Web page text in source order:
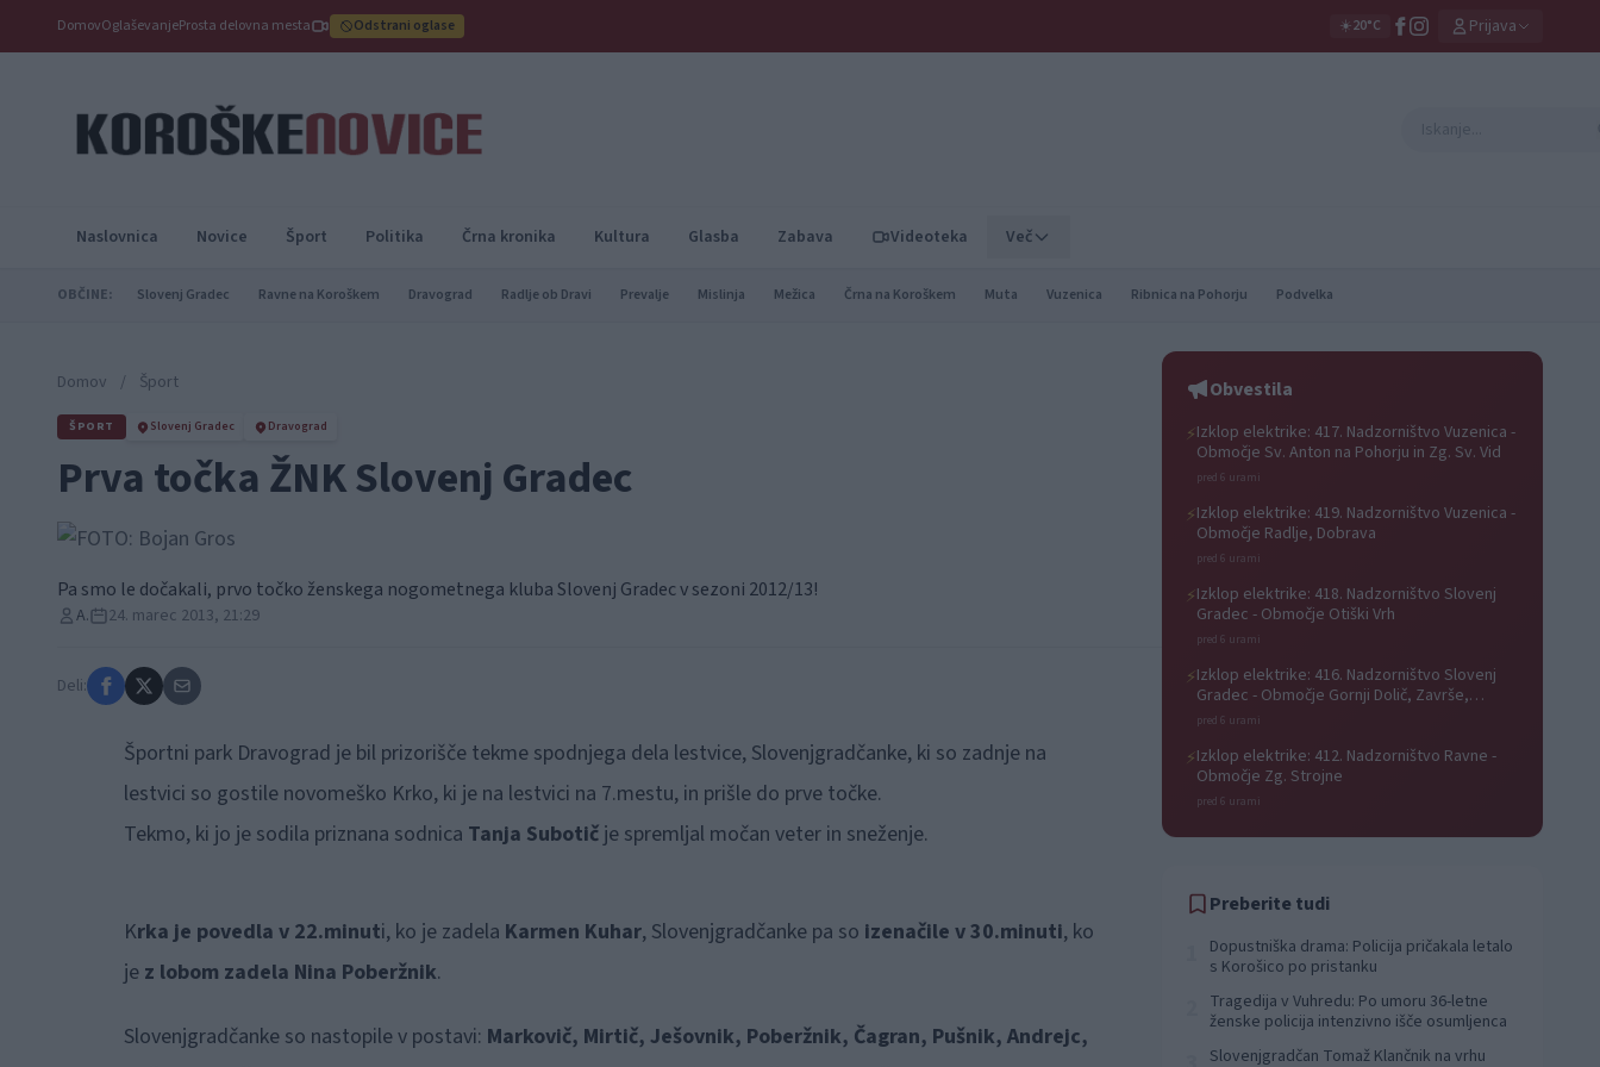
DomovOglaševanjeProsta delovna mesta Odstrani oglase ☀️20°C Prijava
Naslovnica Novice Šport Politika Črna kronika Kultura Glasba Zabava Videoteka Več
OBČINE: Slovenj Gradec Ravne na Koroškem Dravograd Radlje ob Dravi Prevalje Mislinja Mežica Črna na Koroškem Muta Vuzenica Ribnica na Pohorju Podvelka
Domov / Šport
ŠPORT Slovenj Gradec Dravograd
Prva točka ŽNK Slovenj Gradec
Pa smo le dočakali, prvo točko ženskega nogometnega kluba Slovenj Gradec v sezoni 2012/13!
A. 24. marec 2013, 21:29
Deli:
Športni park Dravograd je bil prizorišče tekme spodnjega dela lestvice, Slovenjgradčanke, ki so zadnje na
lestvici so gostile novomeško Krko, ki je na lestvici na 7.mestu, in prišle do prve točke.
Tekmo, ki jo je sodila priznana sodnica Tanja Subotičje spremljal močan veter in sneženje.
Krka je povedla v 22.minuti, ko je zadela Karmen Kuhar, Slovenjgradčanke pa so izenačile v 30.minuti, ko
je z lobom zadela Nina Poberžnik.
Slovenjgradčanke so nastopile v postavi: Markovič, Mirtič, Ješovnik, Poberžnik, Čagran, Pušnik, Andrejc,
Obvestila
⚡Izklop elektrike: 417. Nadzorništvo Vuzenica -
Območje Sv. Anton na Pohorju in Zg. Sv. Vid
pred 6 urami
⚡Izklop elektrike: 419. Nadzorništvo Vuzenica -
Območje Radlje, Dobrava
pred 6 urami
⚡Izklop elektrike: 418. Nadzorništvo Slovenj
Gradec - Območje Otiški Vrh
pred 6 urami
⚡Izklop elektrike: 416. Nadzorništvo Slovenj
Gradec - Območje Gornji Dolič, Završe,
Kozjak, Tolsti vrh pri Mislinji, Srednji Dolič,
pred 6 urami
⚡Izklop elektrike: 412. Nadzorništvo Ravne -
Območje Zg. Strojne
pred 6 urami
Preberite tudi
Dopustniška drama: Policija pričakala letalo
s Korošico po pristanku
Tragedija v Vuhredu: Po umoru 36-letne
ženske policija intenzivno išče osumljenca
Slovenjgradčan Tomaž Klančnik na vrhu